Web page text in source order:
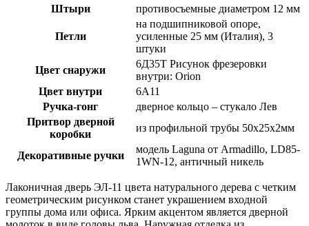
Штыри
противосъемные диаметром 12 мм
Петли
на подшипниковой опоре,
усиленные 25 мм (Италия), 3
штуки
Цвет снаружи
6Д35Т Рисунок фрезеровки
внутри: Orion
Цвет внутри
6А11
Ручка-гонг
дверное кольцо – стукало Лев
Притвор дверной
коробки
из профильной трубы 50х25х2мм
Декоративные ручки
модель Laguna от Armadillo, LD85-
1WN-12, античный никель
Лаконичная дверь ЭЛ-11 цвета натурального дерева с четким
геометрическим рисунком станет украшением входной
группы дома или офиса. Ярким акцентом является дверной